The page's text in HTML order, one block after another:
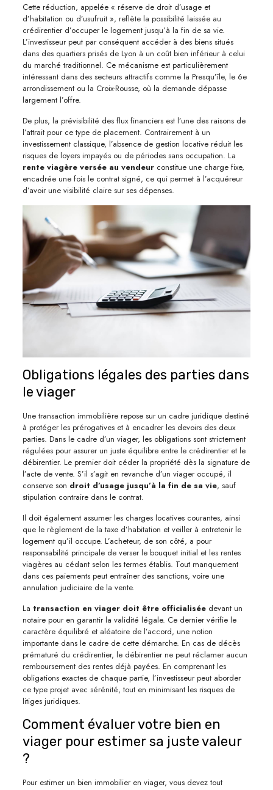
Cette réduction, appelée « réserve de droit d’usage et
d’habitation ou d’usufruit », reflète la possibilité laissée au
crédirentier d’occuper le logement jusqu’à la fin de sa vie.
L’investisseur peut par conséquent accéder à des biens situés
dans des quartiers prisés de Lyon à un coût bien inférieur à celui
du marché traditionnel. Ce mécanisme est particulièrement
intéressant dans des secteurs attractifs comme la Presqu’île, le 6e
arrondissement ou la Croix-Rousse, où la demande dépasse
largement l’offre.
De plus, la prévisibilité des flux financiers est l’une des raisons de
l’attrait pour ce type de placement. Contrairement à un
investissement classique, l’absence de gestion locative réduit les
risques de loyers impayés ou de périodes sans occupation. La
rente viagère versée au vendeurconstitue une charge fixe,
encadrée une fois le contrat signé, ce qui permet à l’acquéreur
d’avoir une visibilité claire sur ses dépenses.
Obligations légales des parties dans
le viager
Une transaction immobilière repose sur un cadre juridique destiné
à protéger les prérogatives et à encadrer les devoirs des deux
parties. Dans le cadre d’un viager, les obligations sont strictement
régulées pour assurer un juste équilibre entre le crédirentier et le
débirentier. Le premier doit céder la propriété dès la signature de
l’acte de vente. S’il s’agit en revanche d’un viager occupé, il
conserve son droit d’usage jusqu’à la fin de sa vie, sauf
stipulation contraire dans le contrat.
Il doit également assumer les charges locatives courantes, ainsi
que le règlement de la taxe d’habitation et veiller à entretenir le
logement qu’il occupe. L’acheteur, de son côté, a pour
responsabilité principale de verser le bouquet initial et les rentes
viagères au cédant selon les termes établis. Tout manquement
dans ces paiements peut entraîner des sanctions, voire une
annulation judiciaire de la vente.
La transaction en viager doit être officialiséedevant un
notaire pour en garantir la validité légale. Ce dernier vérifie le
caractère équilibré et aléatoire de l’accord, une notion
importante dans le cadre de cette démarche. En cas de décès
prématuré du crédirentier, le débirentier ne peut réclamer aucun
remboursement des rentes déjà payées. En comprenant les
obligations exactes de chaque partie, l’investisseur peut aborder
ce type projet avec sérénité, tout en minimisant les risques de
litiges juridiques.
Comment évaluer votre bien en
viager pour estimer sa juste valeur
?
Pour estimer un bien immobilier en viager, vous devez tout